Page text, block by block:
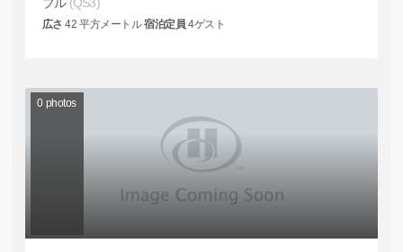
広さ 42 平方メートル宿泊定員 4ゲスト
0 photos